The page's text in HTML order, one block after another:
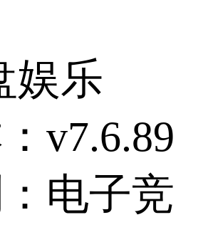
娱乐
v7.6.89
电子竞